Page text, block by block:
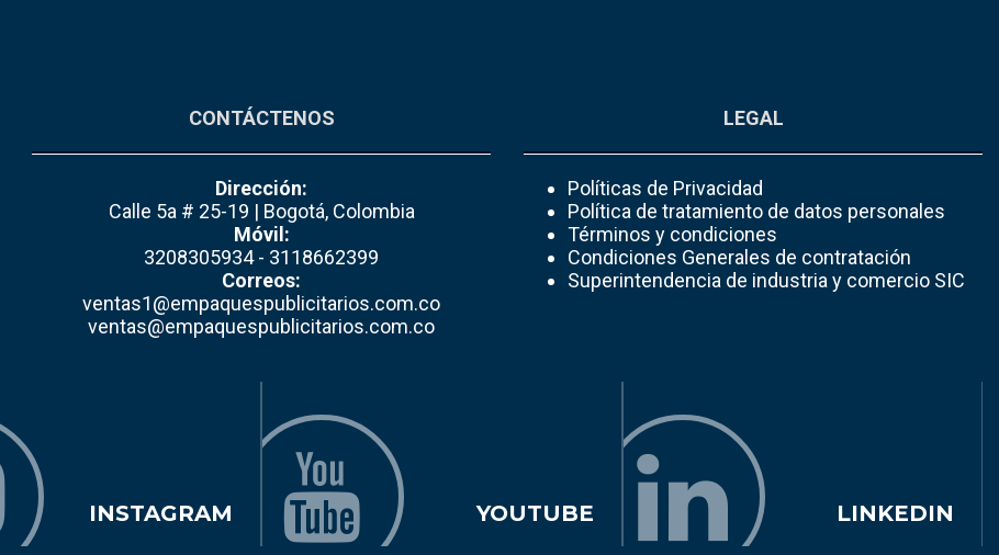
CONTÁCTENOS
Dirección:
Calle 5a # 25-19 | Bogotá, Colombia
Móvil:
3208305934 - 3118662399
Correos:
ventas1@empaquespublicitarios.com.co
ventas@empaquespublicitarios.com.co
LEGAL
Políticas de Privacidad
Política de tratamiento de datos personales
Términos y condiciones
Condiciones Generales de contratación
Superintendencia de industria y comercio SIC
INSTAGRAM YOUTUBE LINKEDIN